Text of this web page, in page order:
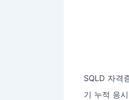
SQLD 자격
기 누적 응